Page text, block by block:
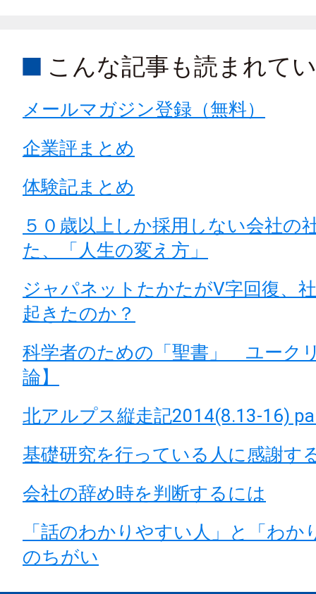
こんな記事も読まれて
メールマガジン登録（無料）
企業評まとめ
体験記まとめ
５０歳以上しか採用しない会社の
た、「人生の変え方」
ジャパネットたかたがV字回復、
起きたのか？
科学者のための「聖書」 ユーク
論】
北アルプス縦走記2014(8.13-16)
基礎研究を行っている人に感謝す
会社の辞め時を判断するには
「話のわかりやすい人」と「わか
のちがい